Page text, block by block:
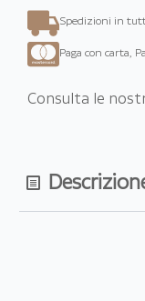
Spedizioni in
Paga con carta,
Consulta le